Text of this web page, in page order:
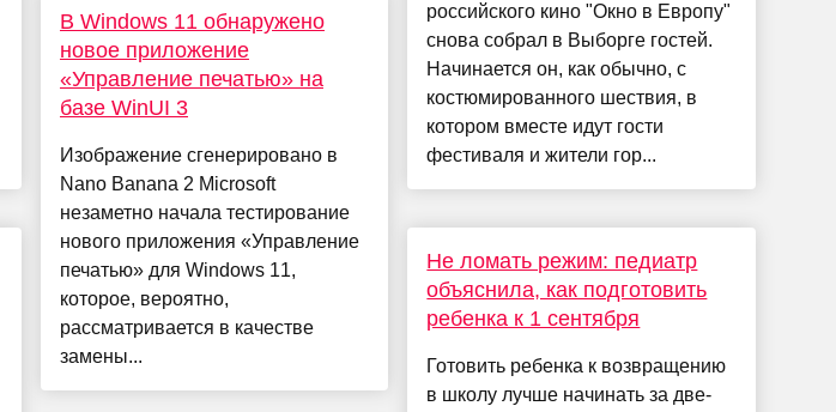
В Windows 11 обнаружено
новое приложение
«Управление печатью» на
базе WinUI 3
Изображение сгенерировано в
Nano Banana 2 Microsoft
незаметно начала тестирование
нового приложения «Управление
печатью» для Windows 11,
которое, вероятно,
рассматривается в качестве
замены...
российского кино "Окно в Европу"
снова собрал в Выборге гостей.
Начинается он, как обычно, с
костюмированного шествия, в
котором вместе идут гости
фестиваля и жители гор...
Не ломать режим: педиатр
объяснила, как подготовить
ребенка к 1 сентября
Готовить ребенка к возвращению
в школу лучше начинать за две-